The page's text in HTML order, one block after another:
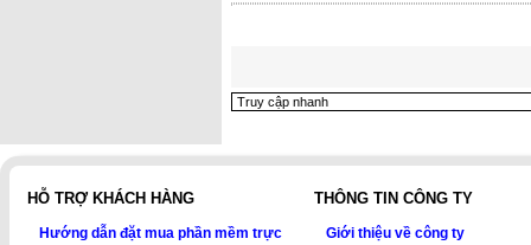
HỖ TRỢ KHÁCH HÀNG
Hướng dẫn đặt mua phần mềm trực
THÔNG TIN CÔNG TY
Giới thiệu về công ty